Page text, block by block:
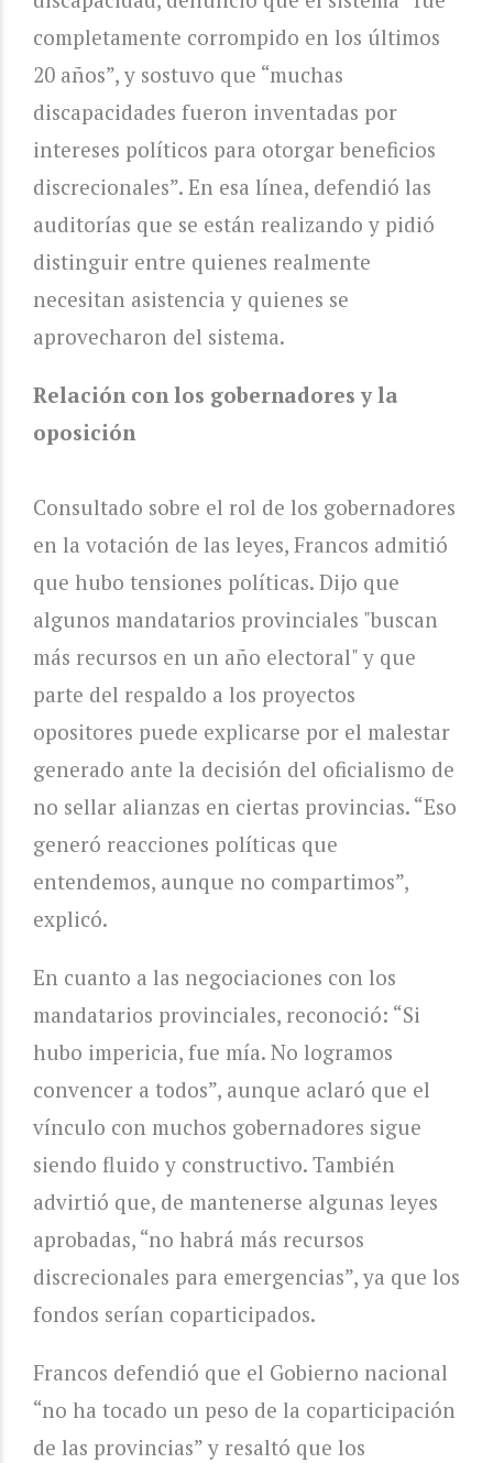
completamente corrompido en los últimos
20 años”, y sostuvo que “muchas
discapacidades fueron inventadas por
intereses políticos para otorgar beneficios
discrecionales”. En esa línea, defendió las
auditorías que se están realizando y pidió
distinguir entre quienes realmente
necesitan asistencia y quienes se
aprovecharon del sistema.
Relación con los gobernadores y la
oposición
Consultado sobre el rol de los gobernadores
en la votación de las leyes, Francos admitió
que hubo tensiones políticas. Dijo que
algunos mandatarios provinciales "buscan
más recursos en un año electoral" y que
parte del respaldo a los proyectos
opositores puede explicarse por el malestar
generado ante la decisión del oficialismo de
no sellar alianzas en ciertas provincias. “Eso
generó reacciones políticas que
entendemos, aunque no compartimos”,
explicó.
En cuanto a las negociaciones con los
mandatarios provinciales, reconoció: “Si
hubo impericia, fue mía. No logramos
convencer a todos”, aunque aclaró que el
vínculo con muchos gobernadores sigue
siendo fluido y constructivo. También
advirtió que, de mantenerse algunas leyes
aprobadas, “no habrá más recursos
discrecionales para emergencias”, ya que los
fondos serían coparticipados.
Francos defendió que el Gobierno nacional
“no ha tocado un peso de la coparticipación
de las provincias” y resaltó que los